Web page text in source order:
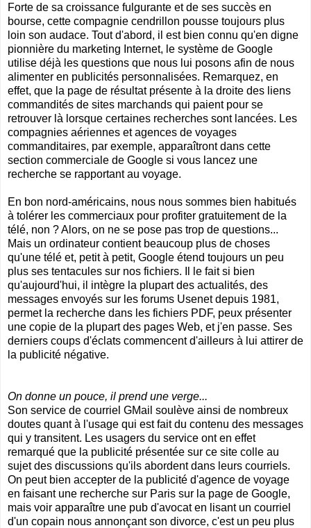
Forte de sa croissance fulgurante et de ses succès en
bourse, cette compagnie cendrillon pousse toujours plus
loin son audace. Tout d'abord, il est bien connu qu'en digne
pionnière du marketing Internet, le système de Google
utilise déjà les questions que nous lui posons afin de nous
alimenter en publicités personnalisées. Remarquez, en
effet, que la page de résultat présente à la droite des liens
commandités de sites marchands qui paient pour se
retrouver là lorsque certaines recherches sont lancées. Les
compagnies aériennes et agences de voyages
commanditaires, par exemple, apparaîtront dans cette
section commerciale de Google si vous lancez une
recherche se rapportant au voyage.
En bon nord-américains, nous nous sommes bien habitués
à tolérer les commerciaux pour profiter gratuitement de la
télé, non ? Alors, on ne se pose pas trop de questions...
Mais un ordinateur contient beaucoup plus de choses
qu'une télé et, petit à petit, Google étend toujours un peu
plus ses tentacules sur nos fichiers. Il le fait si bien
qu'aujourd'hui, il intègre la plupart des actualités, des
messages envoyés sur les forums Usenet depuis 1981,
permet la recherche dans les fichiers PDF, peux présenter
une copie de la plupart des pages Web, et j'en passe. Ses
derniers coups d'éclats commencent d'ailleurs à lui attirer de
la publicité négative.
On donne un pouce, il prend une verge...
Son service de courriel GMail soulève ainsi de nombreux
doutes quant à l'usage qui est fait du contenu des messages
qui y transitent. Les usagers du service ont en effet
remarqué que la publicité présentée sur ce site colle au
sujet des discussions qu'ils abordent dans leurs courriels.
On peut bien accepter de la publicité d'agence de voyage
en faisant une recherche sur Paris sur la page de Google,
mais voir apparaître une pub d'avocat en lisant un courriel
d'un copain nous annonçant son divorce, c'est un peu plus